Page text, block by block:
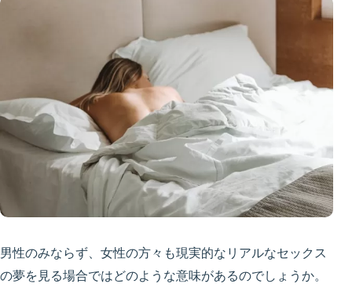
男性のみならず、女性の方々も現実的なリアルなセックス
の夢を見る場合ではどのような意味があるのでしょうか。